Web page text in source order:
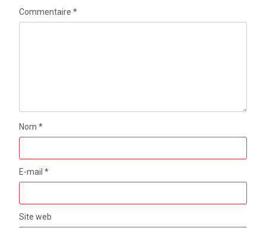
Commentaire*
Nom*
E-mail*
Site web